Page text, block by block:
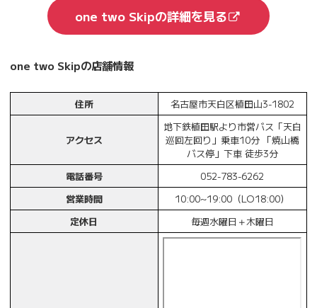
one two Skipの詳細を見る
one two Skipの店舗情報
住所 名古屋市天白区植田山3-1802
アクセス
地下鉄植田駅より市営バス「天白
巡回左回り」乗車10分 「焼山橋
バス停」下車 徒歩3分
電話番号
052-783-6262
営業時間
10:00~19:00（LO18:00）
定休日
毎週水曜日＋木曜日